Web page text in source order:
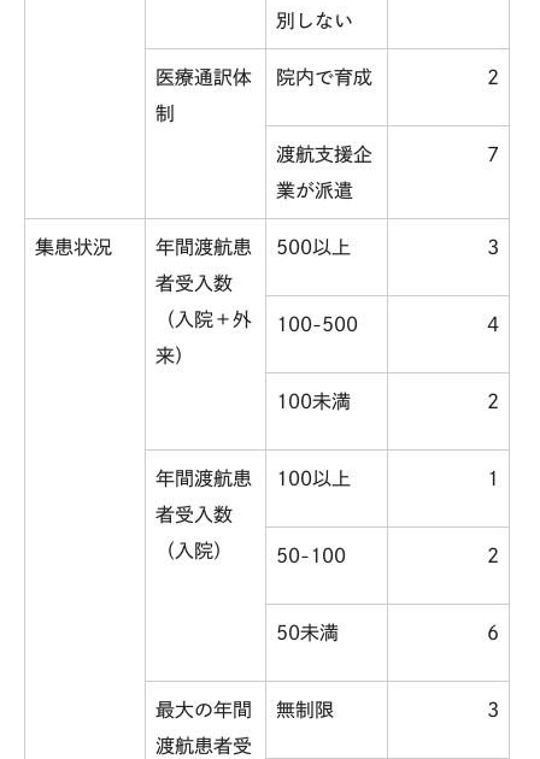
別しない
医療通訳体
制
院内で育成 2
渡航支援企
業が派遣
7
集患状況
年間渡航患
者受入数
（入院＋外
来）
500以上 3
100-500 4
100未満 2
年間渡航患
者受入数
（入院）
100以上 1
50-100 2
50未満 6
最大の年間
渡航患者受
無制限 3